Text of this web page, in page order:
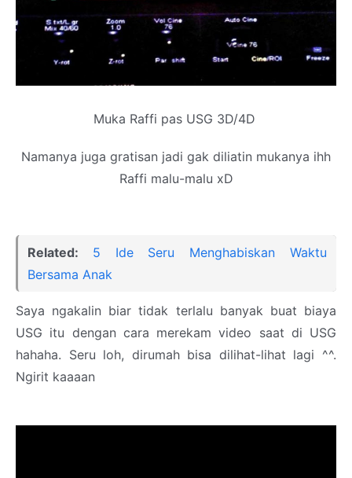
Muka Raffi pas USG 3D/4D
Namanya juga gratisan jadi gak diliatin mukanya ihh
Raffi malu-malu xD
Related: 5 Ide Seru Menghabiskan Waktu
Bersama Anak
Saya ngakalin biar tidak terlalu banyak buat biaya
USG itu dengan cara merekam video saat di USG
hahaha. Seru loh, dirumah bisa dilihat-lihat lagi ^^.
Ngirit kaaaan